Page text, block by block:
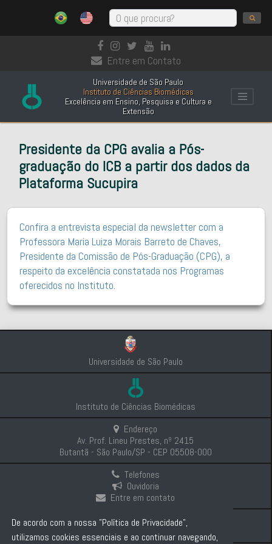
Entre em Contato
Universidade de São Paulo
Instituto de Ciências Biomédicas
Excelência em Ensino, Pesquisa e Cultura e
Extensão
Presidente da CPG avalia a Pós-
graduação do ICB a partir dos dados da
Plataforma Sucupira
Confira a entrevista especial da newsletter com a
Professora Maria Luiza Morais Barreto de Chaves,
Presidente da Comissão de Pós-Graduação (CPG), a
respeito da excelência constatada nos Programas
oferecidos no Instituto.
Universidade de São Paulo
Instituto de Ciências Biomédicas
Endereço
Av. Prof. Lineu Prestes, nº 2415
Butantã - São Paulo/SP - CEP 05508-000
Telefones
Ouvidoria
Entre em contato
Intranet
Comunicação e Imprensa
De acordo com a nossa "Política de Privacidade",
utilizamos cookies essenciais e ao continuar navegando,